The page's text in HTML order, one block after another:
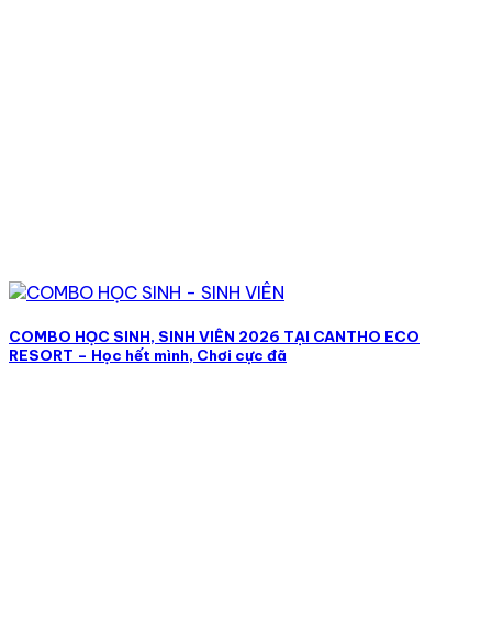
COMBO HỌC SINH, SINH VIÊN 2026 TẠI CANTHO ECO
RESORT – Học hết mình, Chơi cực đã